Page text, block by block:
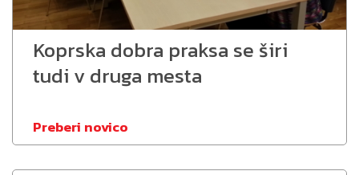
Koprska dobra praksa se širi
tudi v druga mesta
Preberi novico